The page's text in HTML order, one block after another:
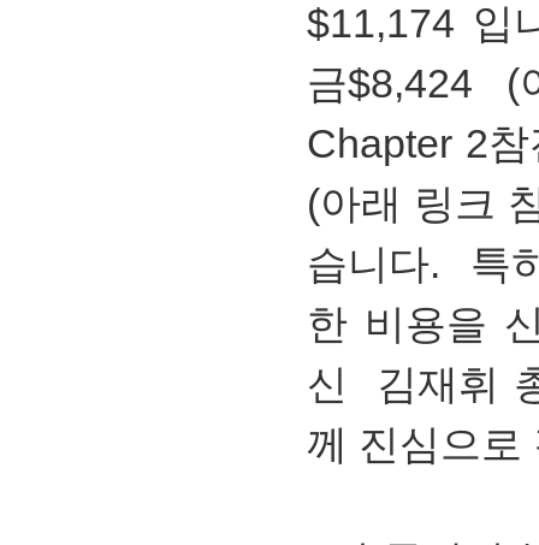
$11,174 입
금$8,424
Chapter 2
(아래 링크
습니다. 특
한 비용을
신 김재휘
께 진심으